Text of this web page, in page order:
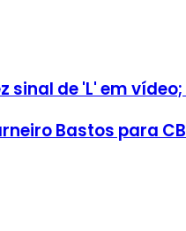
sinal de 'L' em
Bastos para